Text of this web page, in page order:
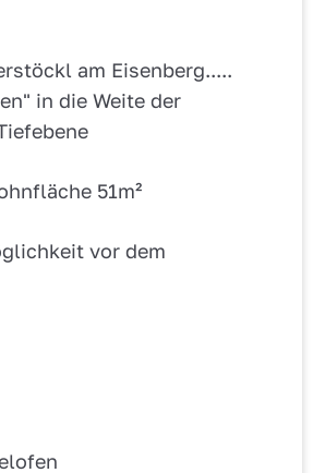
am Eisenberg.....
in die Weite der
51m²
vor dem